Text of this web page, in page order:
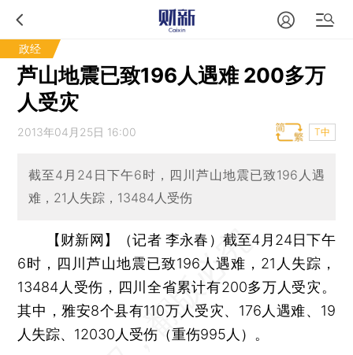
政经
芦山地震已致196人遇难 200多万
人受灾
2013年04月25日 16:00 T中
截至4月24日下午6时，四川芦山地震已致196人遇
难，21人失踪，13484人受伤
【财新网】（记者 李永春） 截至4月24日下午
6时，四川芦山地震已致196人遇难，21人失踪，
13484人受伤，四川全省累计有200多万人受灾。
其中，雅安8个县有110万人受灾、176人遇难、19
人失踪、12030人受伤（重伤995人）。